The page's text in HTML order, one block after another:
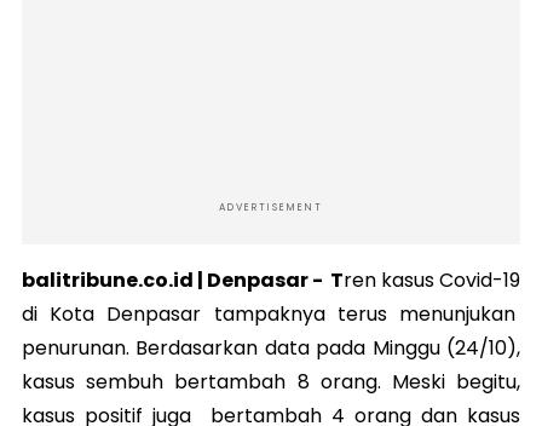
ADVERTISEMENT
balitribune.co.id | Denpasar - Tren kasus Covid-19
di Kota Denpasar tampaknya terus menunjukan
penurunan. Berdasarkan data pada Minggu (24/10),
kasus sembuh bertambah 8 orang. Meski begitu,
kasus positif juga bertambah 4 orang dan kasus